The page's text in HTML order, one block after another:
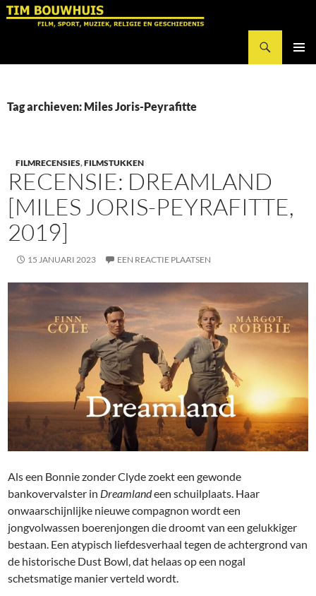
Ga
Tag archieven: Miles Joris-Peyrafitte
FILMRECENSIES,FILMSTUKKEN
RECENSIE: DREAMLAND
[MILES JORIS-PEYRAFITTE,
2019]
15 JANUARI 2023 EEN REACTIE PLAATSEN
Als een Bonnie zonder Clyde zoekt een gewonde
bankovervalster in Dreamlandeen schuilplaats. Haar
onwaarschijnlijke nieuwe compagnon wordt een
jongvolwassen boerenjongen die droomt van een gelukkiger
bestaan. Een atypisch liefdesverhaal tegen de achtergrond van
de historische Dust Bowl, dat helaas op een nogal
schetsmatige manier verteld wordt.